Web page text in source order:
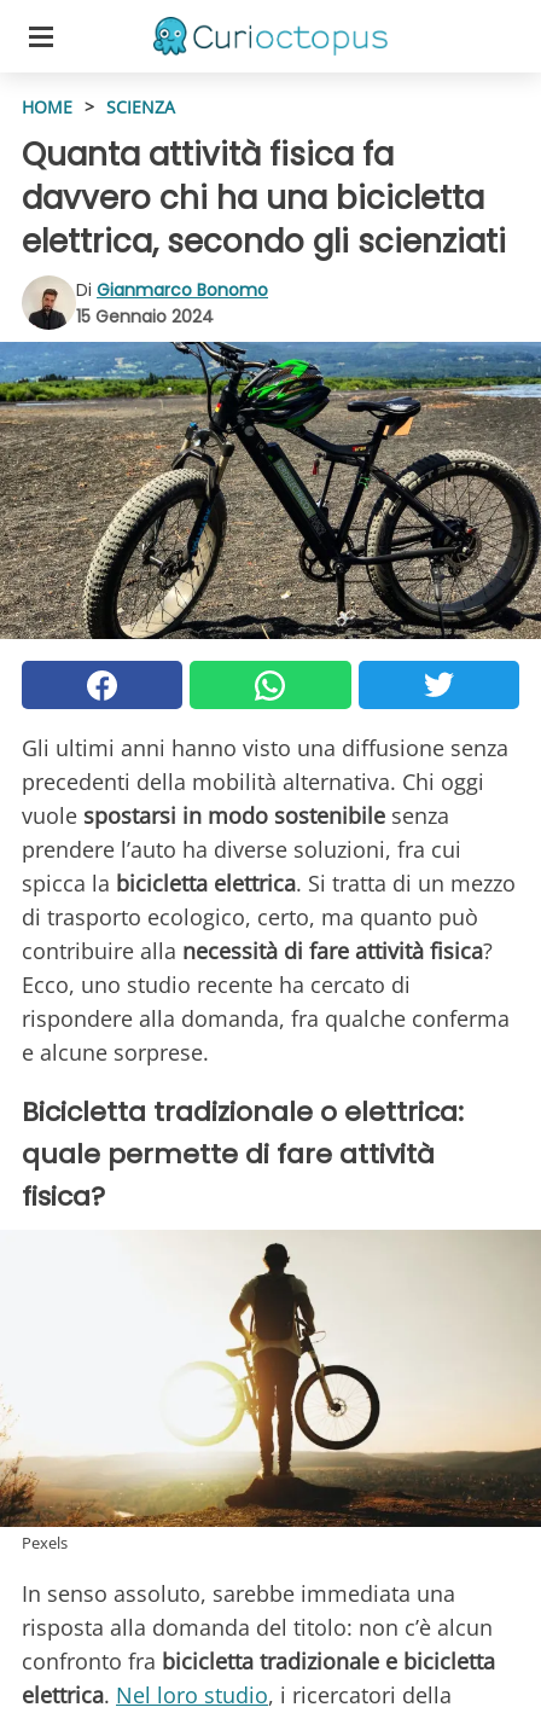
HOME > SCIENZA
Quanta attività fisica fa
davvero chi ha una bicicletta
elettrica, secondo gli scienziati
Di Gianmarco Bonomo
15 Gennaio 2024
Gli ultimi anni hanno visto una diffusione senza
precedenti della mobilità alternativa. Chi oggi
vuole spostarsi in modo sostenibile senza
prendere l’auto ha diverse soluzioni, fra cui
spicca la bicicletta elettrica. Si tratta di un mezzo
di trasporto ecologico, certo, ma quanto può
contribuire alla necessità di fare attività fisica?
Ecco, uno studio recente ha cercato di
rispondere alla domanda, fra qualche conferma
e alcune sorprese.
Bicicletta tradizionale o elettrica:
quale permette di fare attività
fisica?
Pexels
In senso assoluto, sarebbe immediata una
risposta alla domanda del titolo: non c’è alcun
confronto fra bicicletta tradizionale e bicicletta
elettrica. Nel loro studio, i ricercatori della